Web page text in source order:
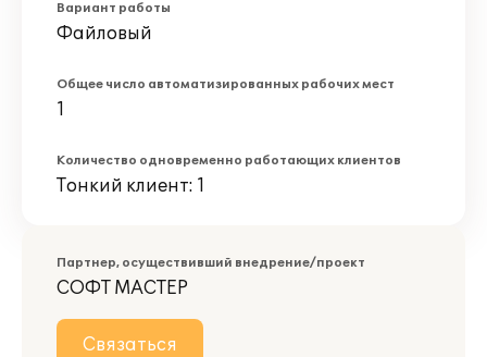
Вариант работы
Файловый
Общее число автоматизированных рабочих мест
1
Количество одновременно работающих клиентов
Тонкий клиент: 1
Партнер, осуществивший внедрение/проект
СОФТ МАСТЕР
Связаться